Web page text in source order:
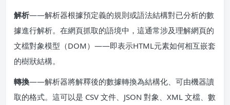
解析——解析器根據預定義的規則或語法結構對已分析的數
據進行解析。在網頁抓取的語境中，這通常涉及理解網頁的
文檔對象模型（DOM）——即表示HTML元素如何相互嵌套
的樹狀結構。
轉換——解析器將解釋後的數據轉換為結構化、可由機器讀
取的格式。這可以是 CSV 文件、JSON 對象、XML 文檔、數